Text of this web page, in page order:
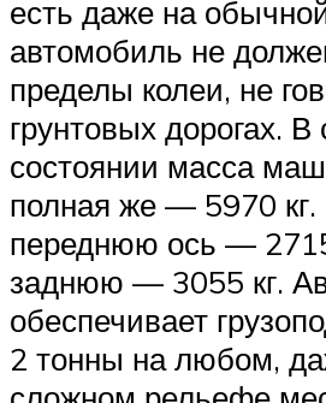
есть даже на
автомобиль не
пределы колеи, не
грунтовых дорогах.
состоянии масса
полная же — 5970 кг.
переднюю ось —
заднюю — 3055 кг.
обеспечивает
2 тонны на любом,